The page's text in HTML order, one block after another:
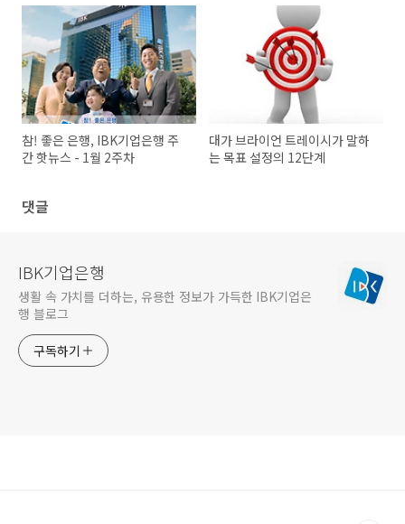
참! 좋은 은행, IBK기업은행 주
간 핫뉴스 - 1월 2주차
대가 브라이언 트레이시가 말하
는 목표 설정의 12단계
댓글
IBK기업은행
생활 속 가치를 더하는, 유용한 정보가 가득한 IBK기업은
행 블로그
구독하기